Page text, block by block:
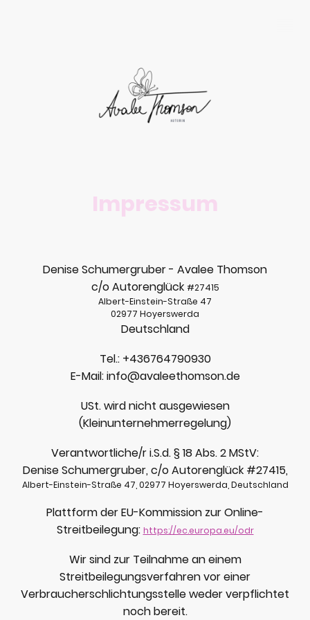
Impressum
Denise Schumergruber - Avalee Thomson
c/o Autorenglück #27415
Albert-Einstein-Straße 47
02977 Hoyerswerda
Deutschland
Tel.: +436764790930
E-Mail: info@avaleethomson.de
USt. wird nicht ausgewiesen
(Kleinunternehmerregelung)
Verantwortliche/r i.S.d. § 18 Abs. 2 MStV:
Denise Schumergruber, c/o Autorenglück #27415,
Albert-Einstein-Straße 47, 02977 Hoyerswerda, Deutschland
Plattform der EU-Kommission zur Online-
Streitbeilegung: https://ec.europa.eu/odr
Wir sind zur Teilnahme an einem
Streitbeilegungsverfahren vor einer
Verbraucherschlichtungsstelle weder verpflichtet
noch bereit.